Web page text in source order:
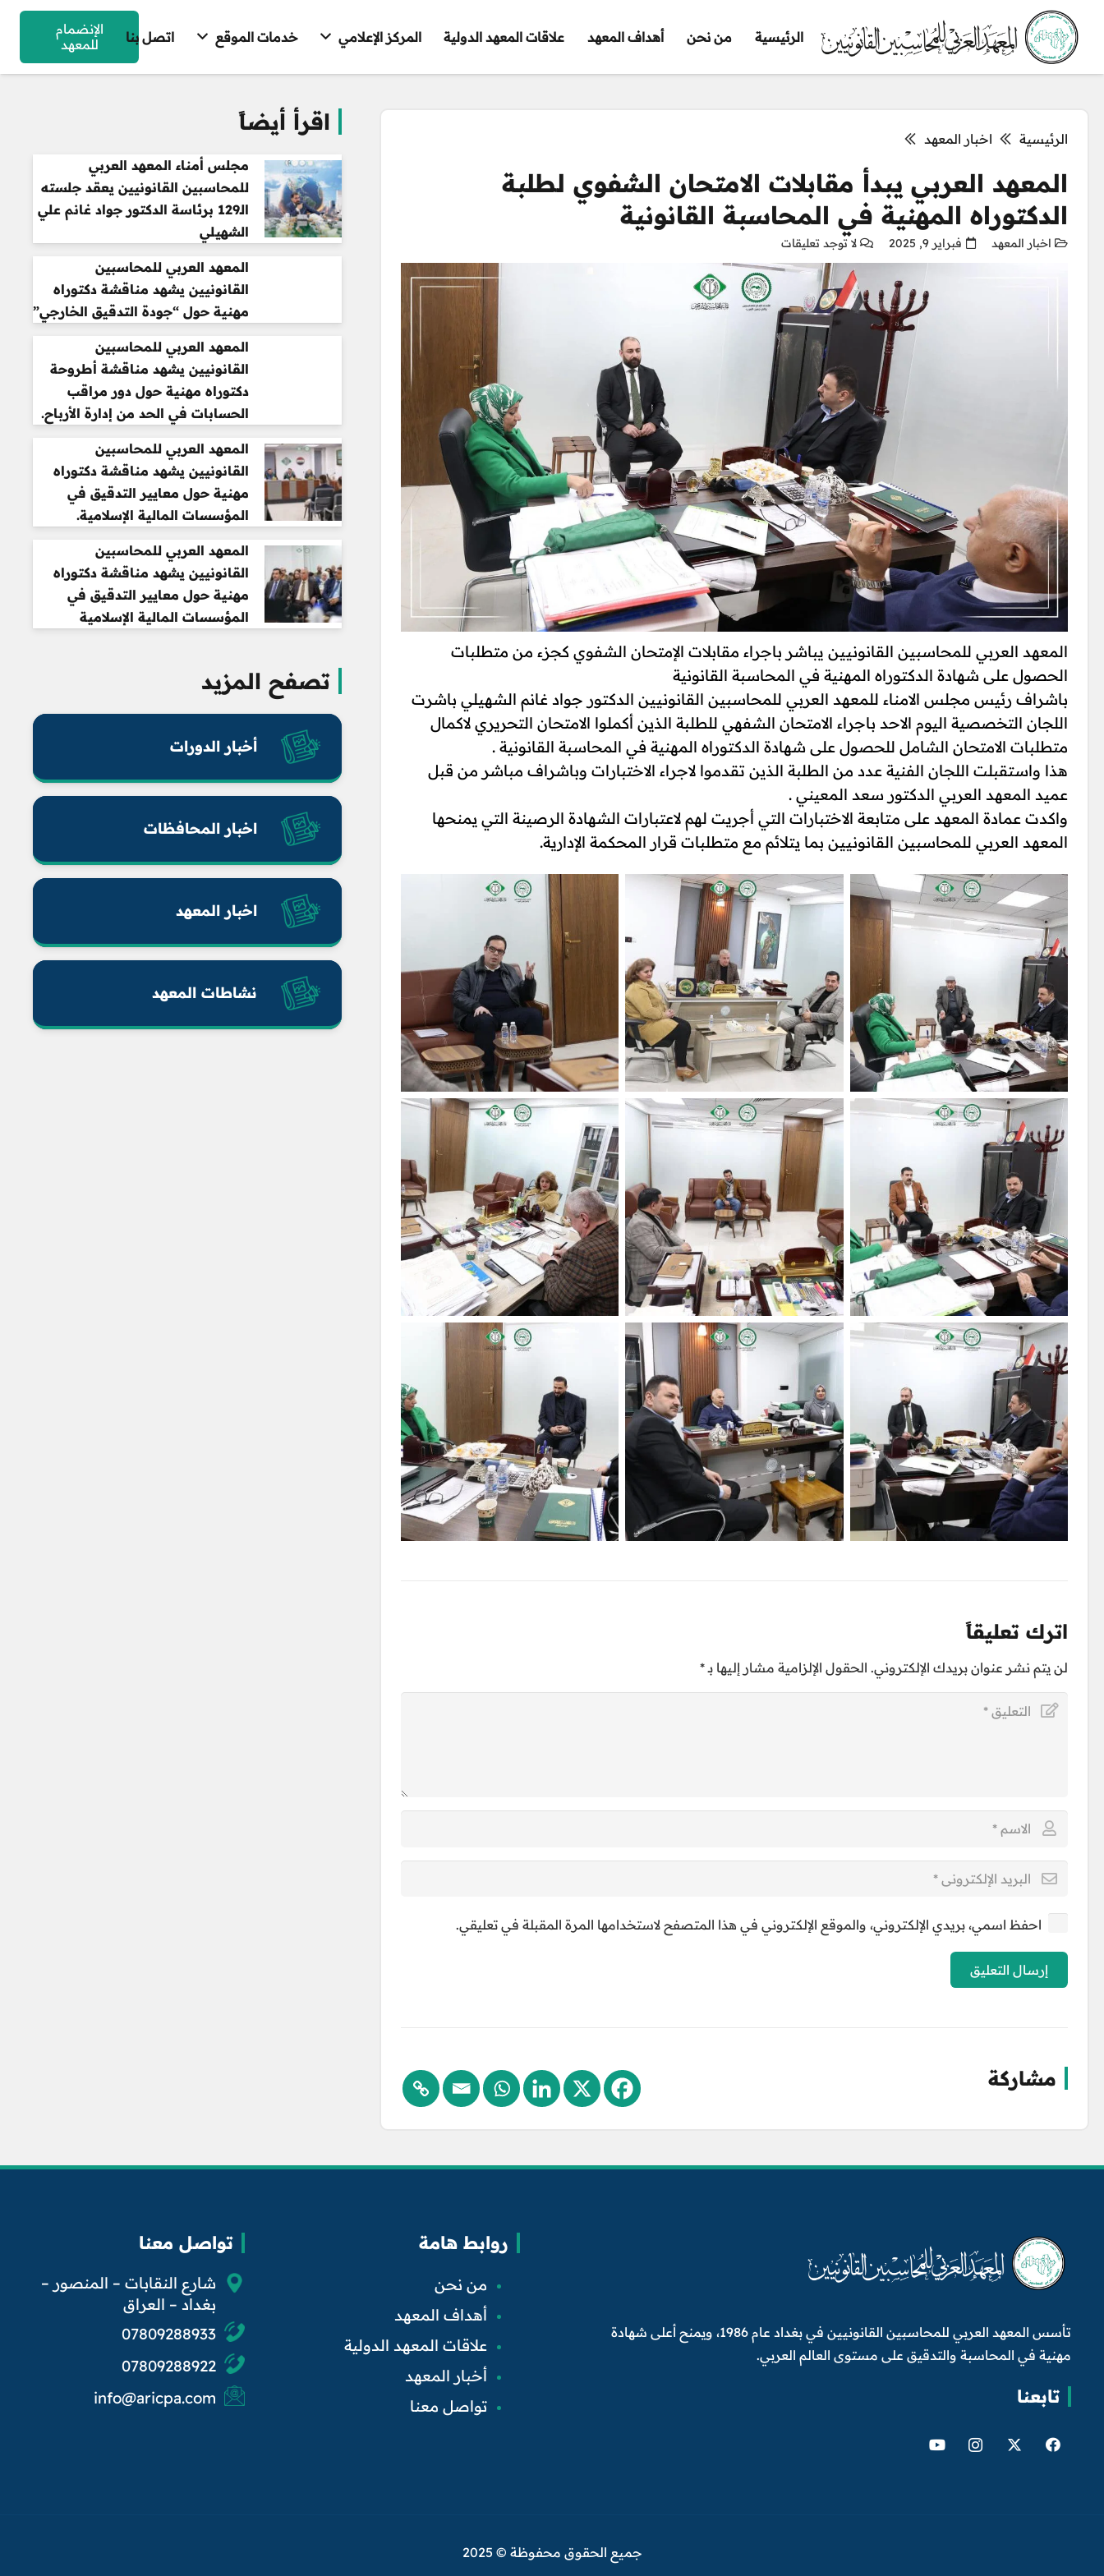
الرئيسية من نحن أهداف المعهد علاقات المعهد الدولية المركز الإعلامي خدمات الموقع اتصل بنا
الإنضمام
للمعهد
الرئيسية اخبار المعهد
المعهد العربي يبدأ مقابلات الامتحان الشفوي لطلبة
الدكتوراه المهنية في المحاسبة القانونية
اخبار المعهد فبراير 9, 2025 لا توجد تعليقات
المعهد العربي للمحاسبين القانونيين يباشر باجراء مقابلات الإمتحان الشفوي كجزء من متطلبات
الحصول على شهادة الدكتوراه المهنية في المحاسبة القانونية
باشراف رئيس مجلس الامناء للمعهد العربي للمحاسبين القانونيين الدكتور جواد غانم الشهيلي باشرت
اللجان التخصصية اليوم الاحد باجراء الامتحان الشفهي للطلبة الذين أكملوا الامتحان التحريري لاكمال
متطلبات الامتحان الشامل للحصول على شهادة الدكتوراه المهنية في المحاسبة القانونية .
هذا واستقبلت اللجان الفنية عدد من الطلبة الذين تقدموا لاجراء الاختبارات وباشراف مباشر من قبل
عميد المعهد العربي الدكتور سعد المعيني .
واكدت عمادة المعهد على متابعة الاختبارات التي أجريت لهم لاعتبارات الشهادة الرصينة التي يمنحها
المعهد العربي للمحاسبين القانونيين بما يتلائم مع متطلبات قرار المحكمة الإدارية.
اترك تعليقاً
لن يتم نشر عنوان بريدك الإلكتروني. الحقول الإلزامية مشار إليها بـ*
احفظ اسمي، بريدي الإلكتروني، والموقع الإلكتروني في هذا المتصفح لاستخدامها المرة المقبلة في تعليقي.
إرسال التعليق
مشاركة
اقرأ أيضاً
مجلس أمناء المعهد العربي
للمحاسبين القانونيين يعقد جلسته
الـ129 برئاسة الدكتور جواد غانم علي
الشهيلي
المعهد العربي للمحاسبين
القانونيين يشهد مناقشة دكتوراه
مهنية حول “جودة التدقيق الخارجي”
المعهد العربي للمحاسبين
القانونيين يشهد مناقشة أطروحة
دكتوراه مهنية حول دور مراقب
الحسابات في الحد من إدارة الأرباح.
المعهد العربي للمحاسبين
القانونيين يشهد مناقشة دكتوراه
مهنية حول معايير التدقيق في
المؤسسات المالية الإسلامية.
المعهد العربي للمحاسبين
القانونيين يشهد مناقشة دكتوراه
مهنية حول معايير التدقيق في
المؤسسات المالية الإسلامية
تصفح المزيد
أخبار الدورات
اخبار المحافظات
اخبار المعهد
نشاطات المعهد
تأسس المعهد العربي للمحاسبين القانونيين في بغداد عام 1986، ويمنح أعلى شهادة
مهنية في المحاسبة والتدقيق على مستوى العالم العربي.
تابعنا
روابط هامة
من نحن
أهداف المعهد
علاقات المعهد الدولية
أخبار المعهد
تواصل معنا
تواصل معنا
شارع النقابات – المنصور –
بغداد – العراق
07809288933
07809288922
info@aricpa.com
جميع الحقوق محفوظة © 2025